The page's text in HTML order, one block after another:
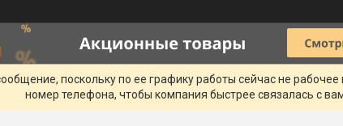
поскольку по ее графику работы сейчас не
номер телефона, чтобы компания быстрее связалась с